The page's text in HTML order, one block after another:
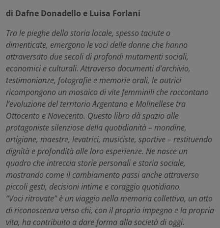
di Dafne Donadello e Luisa Forlani
Tra le pieghe della storia locale, spesso taciute o
dimenticate, emergono le voci delle donne che hanno
attraversato due secoli di profondi mutamenti sociali,
economici e culturali. Attraverso documenti d’archivio,
testimonianze, fotografie e memorie orali, le autrici
ricompongono un mosaico di vite femminili che raccontano
l’evoluzione del territorio Argentano e Molinellese tra
Ottocento e Novecento. Questo libro dà spazio alle
protagoniste silenziose della quotidianità – mondine,
artigiane, maestre, levatrici, musiciste, sportive – restituendo
dignità e profondità alle loro esperienze. Ne nasce un
quadro che intreccia storie personali e storia sociale,
mostrando come il cambiamento passi anche attraverso
piccoli gesti, decisioni intime e coraggio quotidiano.
“Voci ritrovate” è un viaggio nella memoria collettiva, un atto
di riconoscenza verso chi, con il proprio impegno e la propria
vita, ha contribuito a dare forma alla società di oggi.